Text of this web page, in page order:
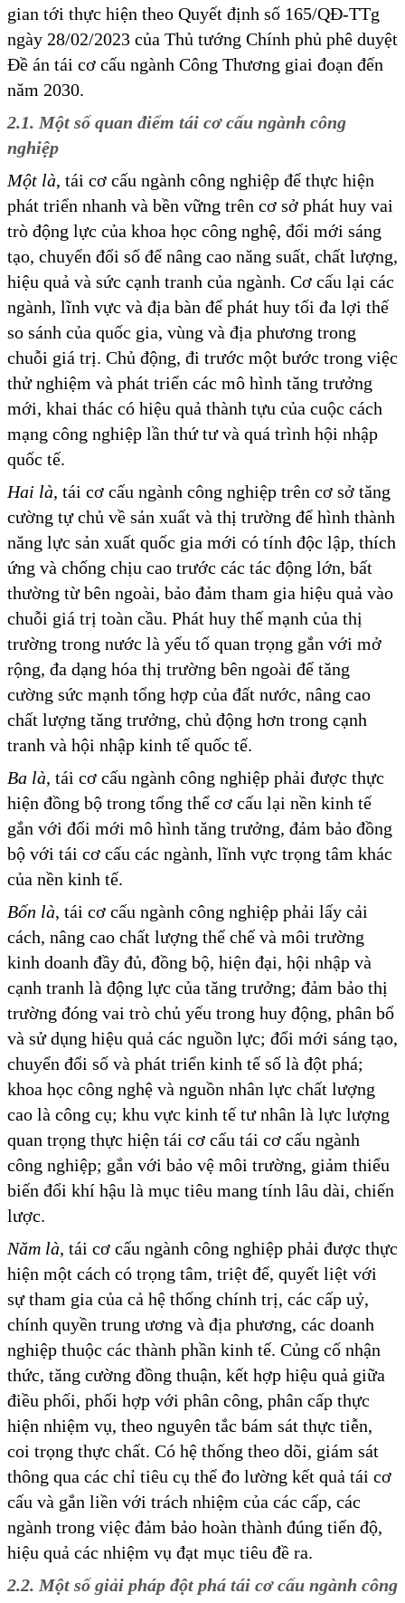
gian tới thực hiện theo Quyết định số 165/QĐ-TTg
ngày 28/02/2023 của Thủ tướng Chính phủ phê duyệt
Đề án tái cơ cấu ngành Công Thương giai đoạn đến
năm 2030.
2.1. Một số quan điểm tái cơ cấu ngành công
nghiệp
Một là, tái cơ cấu ngành công nghiệp để thực hiện
phát triển nhanh và bền vững trên cơ sở phát huy vai
trò động lực của khoa học công nghệ, đổi mới sáng
tạo, chuyển đổi số để nâng cao năng suất, chất lượng,
hiệu quả và sức cạnh tranh của ngành. Cơ cấu lại các
ngành, lĩnh vực và địa bàn để phát huy tối đa lợi thế
so sánh của quốc gia, vùng và địa phương trong
chuỗi giá trị. Chủ động, đi trước một bước trong việc
thử nghiệm và phát triển các mô hình tăng trưởng
mới, khai thác có hiệu quả thành tựu của cuộc cách
mạng công nghiệp lần thứ tư và quá trình hội nhập
quốc tế.
Hai là, tái cơ cấu ngành công nghiệp trên cơ sở tăng
cường tự chủ về sản xuất và thị trường để hình thành
năng lực sản xuất quốc gia mới có tính độc lập, thích
ứng và chống chịu cao trước các tác động lớn, bất
thường từ bên ngoài, bảo đảm tham gia hiệu quả vào
chuỗi giá trị toàn cầu. Phát huy thế mạnh của thị
trường trong nước là yếu tố quan trọng gắn với mở
rộng, đa dạng hóa thị trường bên ngoài để tăng
cường sức mạnh tổng hợp của đất nước, nâng cao
chất lượng tăng trưởng, chủ động hơn trong cạnh
tranh và hội nhập kinh tế quốc tế.
Ba là, tái cơ cấu ngành công nghiệp phải được thực
hiện đồng bộ trong tổng thể cơ cấu lại nền kinh tế
gắn với đổi mới mô hình tăng trưởng, đảm bảo đồng
bộ với tái cơ cấu các ngành, lĩnh vực trọng tâm khác
của nền kinh tế.
Bốn là, tái cơ cấu ngành công nghiệp phải lấy cải
cách, nâng cao chất lượng thể chế và môi trường
kinh doanh đầy đủ, đồng bộ, hiện đại, hội nhập và
cạnh tranh là động lực của tăng trưởng; đảm bảo thị
trường đóng vai trò chủ yếu trong huy động, phân bổ
và sử dụng hiệu quả các nguồn lực; đổi mới sáng tạo,
chuyển đổi số và phát triển kinh tế số là đột phá;
khoa học công nghệ và nguồn nhân lực chất lượng
cao là công cụ; khu vực kinh tế tư nhân là lực lượng
quan trọng thực hiện tái cơ cấu tái cơ cấu ngành
công nghiệp; gắn với bảo vệ môi trường, giảm thiểu
biến đổi khí hậu là mục tiêu mang tính lâu dài, chiến
lược.
Năm là, tái cơ cấu ngành công nghiệp phải được thực
hiện một cách có trọng tâm, triệt để, quyết liệt với
sự tham gia của cả hệ thống chính trị, các cấp uỷ,
chính quyền trung ương và địa phương, các doanh
nghiệp thuộc các thành phần kinh tế. Củng cố nhận
thức, tăng cường đồng thuận, kết hợp hiệu quả giữa
điều phối, phối hợp với phân công, phân cấp thực
hiện nhiệm vụ, theo nguyên tắc bám sát thực tiễn,
coi trọng thực chất. Có hệ thống theo dõi, giám sát
thông qua các chỉ tiêu cụ thể đo lường kết quả tái cơ
cấu và gắn liền với trách nhiệm của các cấp, các
ngành trong việc đảm bảo hoàn thành đúng tiến độ,
hiệu quả các nhiệm vụ đạt mục tiêu đề ra.
2.2. Một số giải pháp đột phá tái cơ cấu ngành công